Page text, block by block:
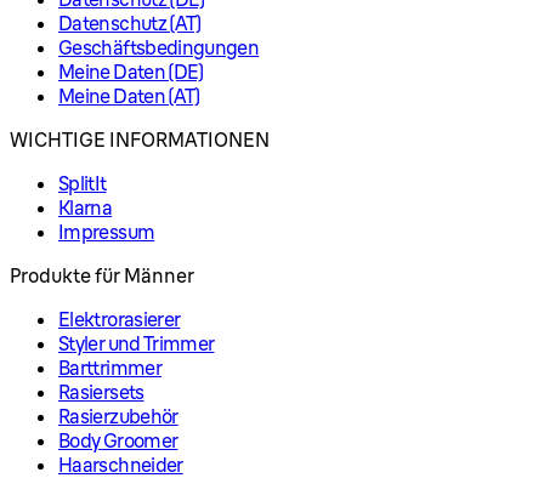
Datenschutz (AT)
Geschäftsbedingungen
Meine Daten (DE)
Meine Daten (AT)
WICHTIGE INFORMATIONEN
SplitIt
Klarna
Impressum
Produkte für Männer
Elektrorasierer
Styler und Trimmer
Barttrimmer
Rasiersets
Rasierzubehör
Body Groomer
Haarschneider